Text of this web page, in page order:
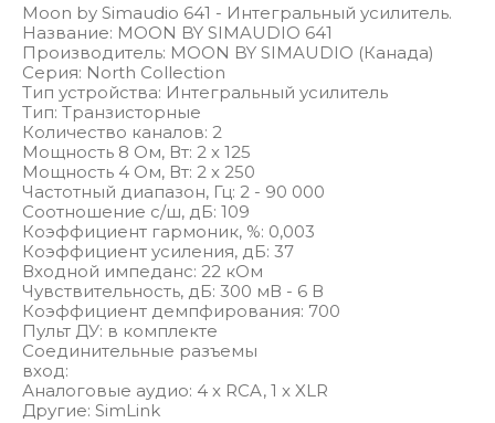
Moon by Simaudio 641 - Интегральный усилитель.
Название: MOON BY SIMAUDIO 641
Производитель: MOON BY SIMAUDIO (Канада)
Серия: North Collection
Тип устройства: Интегральный усилитель
Тип: Транзисторные
Количество каналов: 2
Мощность 8 Ом, Вт: 2 х 125
Мощность 4 Ом, Вт: 2 х 250
Частотный диапазон, Гц: 2 - 90 000
Соотношение с/ш, дБ: 109
Коэффициент гармоник, %: 0,003
Коэффициент усиления, дБ: 37
Входной импеданс: 22 кОм
Чувствительность, дБ: 300 мВ - 6 В
Коэффициент демпфирования: 700
Пульт ДУ: в комплекте
Соединительные разъемы
вход:
Аналоговые аудио: 4 x RCA, 1 x XLR
Другие: SimLink